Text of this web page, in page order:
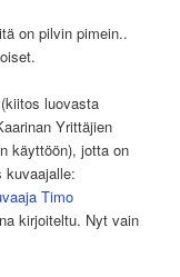
on pilvin pimein..
luovasta
Yrittäjien
käyttöön), jotta on
Timo
kirjoiteltu. Nyt vain